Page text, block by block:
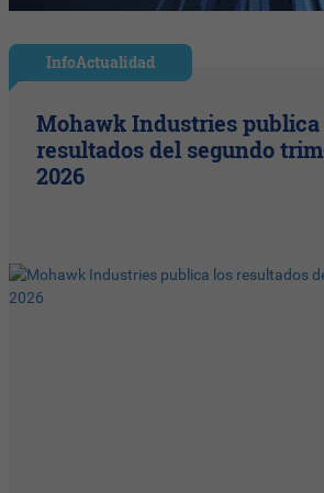
InfoActualidad
Mohawk Industries publica
resultados del segundo
2026